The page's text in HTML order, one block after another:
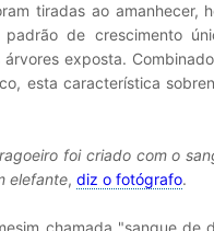
tiradas ao amanhecer,
padrão de crescimento
exposta.
esta característica
foi criado com o
elefante, diz o fotógrafo.